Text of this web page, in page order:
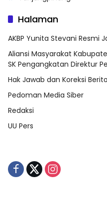
Halaman
AKBP Yunita Stevani Resmi
Aliansi Masyarakat
SK Pengangkatan Direktur
Hak Jawab dan Koreksi Berita
Pedoman Media Siber
Redaksi
UU Pers